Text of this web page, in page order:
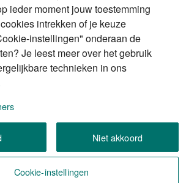
Veiligheid
Privacy & Cookies
Disclaimer RSS
de persoonlijke informatie die u
verzoek (of aanvraag) te verwerken.
over hoe we omgaan met uw
informatie?Lees meer in ons privacy
ieder moment jouw toestemming
intrekken of je keuze
instellingen" onderaan de
Je leest meer over het gebruik
technieken in ons
Niet akkoord
Cookie-instellingen